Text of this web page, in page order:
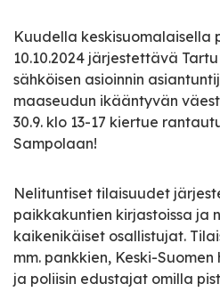
Kuudella keskisuomalaisella
10.10.2024 järjestettävä
sähköisen asioinnin
maaseudun ikääntyvän
30.9. klo 13-17 kiertue
Sampolaan!
Nelituntiset tilaisuudet
paikkakuntien kirjastoissa ja
kaikenikäiset osallistujat.
mm. pankkien, Keski-
ja poliisin edustajat omilla